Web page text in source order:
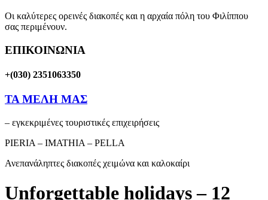
Οι καλύτερες ορεινές διακοπές και η αρχαία πόλη του Φιλίππου
σας περιμένουν.
ΕΠΙΚΟΙΝΩΝΙΑ
+(030) 2351063350
ΤΑ ΜΕΛΗ ΜΑΣ
– εγκεκριμένες τουριστικές επιχειρήσεις
PIERIA – IMATHIA – PELLA
Ανεπανάληπτες διακοπές χειμώνα και καλοκαίρι
Unforgettable holidays – 12